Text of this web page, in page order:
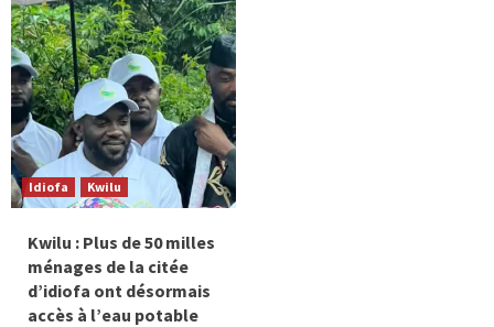
Idiofa Kwilu
Kwilu : Plus de 50 milles
ménages de la citée
d’idiofa ont désormais
accès à l’eau potable